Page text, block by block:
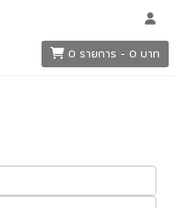
0 รายการ - 0 บาท